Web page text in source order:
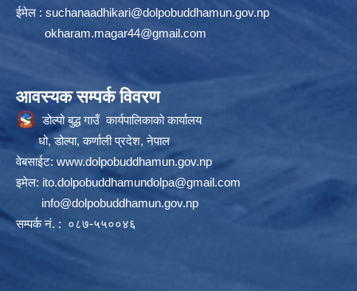
ईमेल : suchanaadhikari@dolpobuddhamun.gov.np
okharam.magar44@gmail.com
आवस्यक सम्पर्क विवरण
डोल्पो बुद्ध गाउँ कार्यपालिकाको कार्यालय
धो, डोल्पा, कर्णाली प्रदेश, नेपाल
वेबसाईट: www.dolpobuddhamun.gov.np
इमेल: ito.dolpobuddhamundolpa@gmail.com
info@dolpobuddhamun.gov.np
सम्पर्क नं. : ०८७-५५००४६